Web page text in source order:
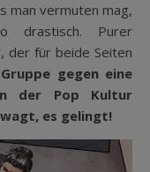
man vermuten mag,
Purer
der für beide Seiten
gegen eine
der Pop Kultur
es gelingt!